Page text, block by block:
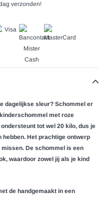
verzonden!
dagelijkse sleur? Schommel er
met roze
tot wel 20 kilo, dus je
hebben. Het prachtige ontwerp
De schommel is een
waardoor zowel jij als je kind
de handgemaakt in een